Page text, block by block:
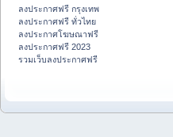
ลงประกาศฟรี กรุงเทพ
ลงประกาศฟรี ทั่วไทย
ลงประกาศโฆษณาฟรี
ลงประกาศฟรี 2023
รวมเว็บลงประกาศฟรี